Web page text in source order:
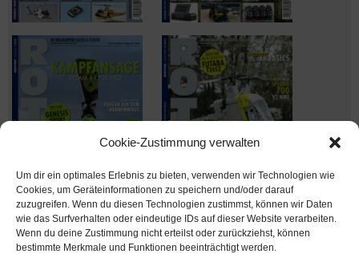
Cookie-Zustimmung verwalten
Um dir ein optimales Erlebnis zu bieten, verwenden wir Technologien wie
Cookies, um Geräteinformationen zu speichern und/oder darauf
zuzugreifen. Wenn du diesen Technologien zustimmst, können wir Daten
wie das Surfverhalten oder eindeutige IDs auf dieser Website verarbeiten.
Wenn du deine Zustimmung nicht erteilst oder zurückziehst, können
bestimmte Merkmale und Funktionen beeinträchtigt werden.
Ausgabe verpasst? Kein Problem – einfach nachbestellen im
Shop untershop.msv-medien.de